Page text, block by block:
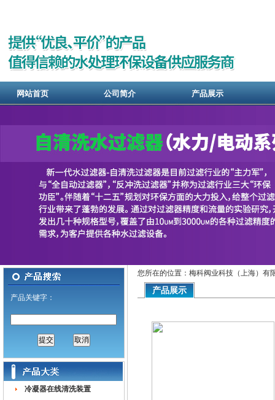
网站首页 公司简介 产品展示
产品关键字：
冷凝器在线清洗装置
您所在的位置：梅科阀业科技（上海）有
产品展示